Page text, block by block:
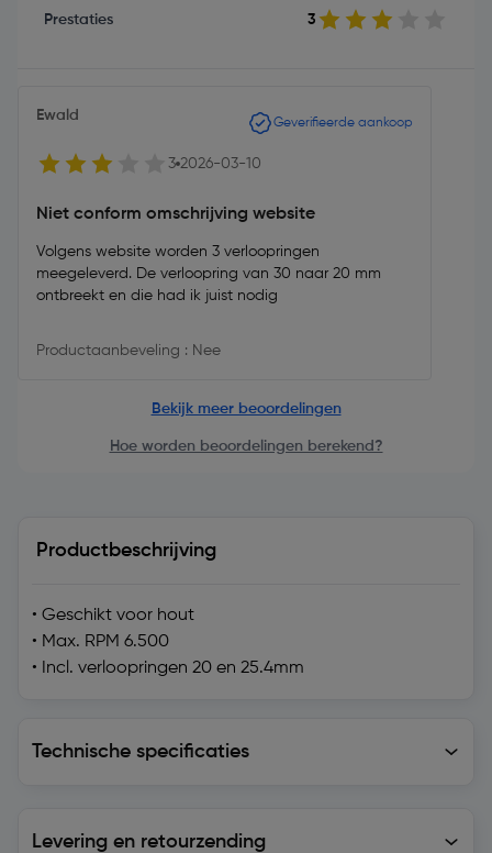
Prestaties 3
Ewald Geverifieerde aankoop
3 2026-03-10
Niet conform omschrijving website
Volgens website worden 3 verloopringen
meegeleverd. De verloopring van 30 naar 20 mm
ontbreekt en die had ik juist nodig
Productaanbeveling : Nee
Bekijk meer beoordelingen
Hoe worden beoordelingen berekend?
Productbeschrijving
• Geschikt voor hout
• Max. RPM 6.500
• Incl. verloopringen 20 en 25.4mm
Technische specificaties
Levering en retourzending